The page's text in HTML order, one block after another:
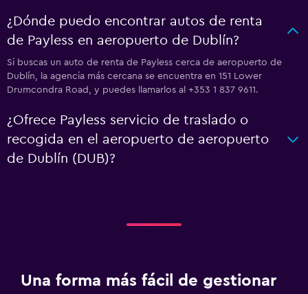
¿Dónde puedo encontrar autos de renta
de Payless en aeropuerto de Dublín?
Si buscas un auto de renta de Payless cerca de aeropuerto de
Dublín, la agencia más cercana se encuentra en 151 Lower
Drumcondra Road, y puedes llamarlos al +353 1 837 9611.
¿Ofrece Payless servicio de traslado o
recogida en el aeropuerto de aeropuerto
de Dublín (DUB)?
Una forma más fácil de gestionar